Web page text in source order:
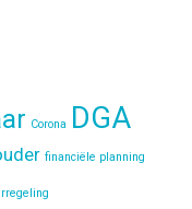
Corona DGA
financiële planning